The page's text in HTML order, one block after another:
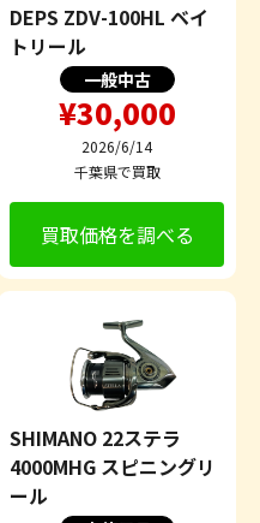
DEPS ZDV-100HL ベイ
トリール
一般中古
¥30,000
2026/6/14
千葉県で買取
買取価格を調べる
SHIMANO 22ステラ
4000MHG スピニングリ
ール